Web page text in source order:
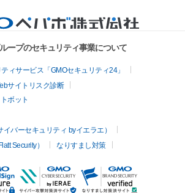
ープのセキュリティ事業について
ィサービス「GMOセキュリティ24」
サイトリスク診断
ボット
バーセキュリティ byイエラエ）
Security）
なりすまし対策